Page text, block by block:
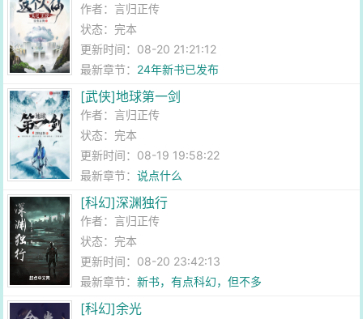
作者： 言归正传
状态：完本
更新时间：08-20 21:21:12
最新章节： 24年新书已发布
[武侠]地球第一剑
作者： 言归正传
状态：完本
更新时间：08-19 19:58:22
最新章节：说点什么
[科幻]深渊独行
作者： 言归正传
状态：完本
更新时间：08-20 23:42:13
最新章节：新书，有点科幻，但不多
[科幻]余光